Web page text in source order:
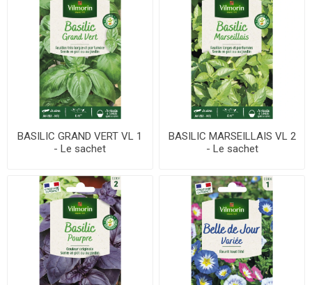
BASILIC GRAND VERT VL 1
- Le sachet
BASILIC MARSEILLAIS VL 2
- Le sachet